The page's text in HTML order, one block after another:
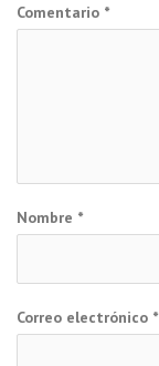
Comentario *
Nombre *
Correo electrónico *